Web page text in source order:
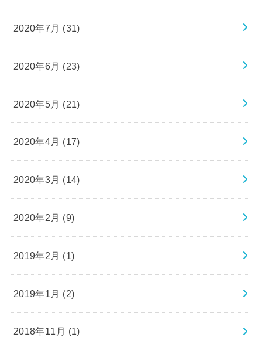
2020年7月 (31)
2020年6月 (23)
2020年5月 (21)
2020年4月 (17)
2020年3月 (14)
2020年2月 (9)
2019年2月 (1)
2019年1月 (2)
2018年11月 (1)